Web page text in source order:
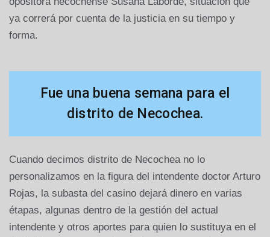
ya correrá por cuenta de la justicia en su tiempo y
forma.
Fue una buena semana para el
distrito de Necochea.
Cuando decimos distrito de Necochea no lo
personalizamos en la figura del intendente doctor Arturo
Rojas, la subasta del casino dejará dinero en varias
étapas, algunas dentro de la gestión del actual
intendente y otros aportes para quien lo sustituya en el